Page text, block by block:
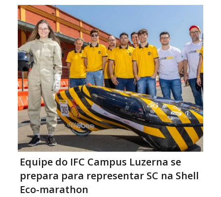
detalhado dos valores arrecadados pela taxa nos
últimos dez anos e a […]
Equipe do IFC Campus Luzerna se
prepara para representar SC na Shell
Eco-marathon